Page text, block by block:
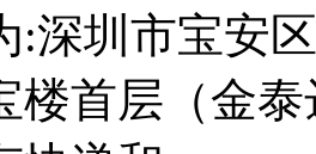
:深圳市宝安
楼首层（金